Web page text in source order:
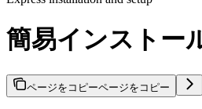
簡易インストー
ページをコピーページをコピー